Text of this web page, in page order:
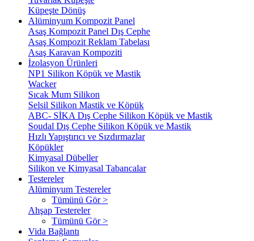
Küpeşte Dönüş
Alüminyum Kompozit Panel
Asaş Kompozit Panel Dış Cephe
Asaş Kompozit Reklam Tabelası
Asaş Karavan Kompoziti
İzolasyon Ürünleri
NP1 Silikon Köpük ve Mastik
Wacker
Sıcak Mum Silikon
Selsil Silikon Mastik ve Köpük
ABC- SİKA Dış Cephe Silikon Köpük ve Mastik
Soudal Dış Cephe Silikon Köpük ve Mastik
Hızlı Yapıştırıcı ve Sızdırmazlar
Köpükler
Kimyasal Dübeller
Silikon ve Kimyasal Tabancalar
Testereler
Alüminyum Testereler
Tümünü Gör >
Ahşap Testereler
Tümünü Gör >
Vida Bağlantı